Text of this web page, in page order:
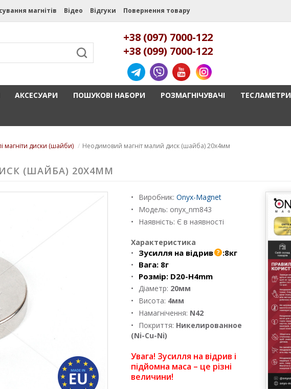
магнітів Відео Відгуки Повернення товару
+38 (097) 7000-122
+38 (099) 7000-122
АКСЕСУАРИ ПОШУКОВІ НАБОРИ РОЗМАГНІЧУВАЧІ ТЕСЛАМЕТРИ
магніти диски (шайби) Неодимовий магніт малий диск (шайба) 20х4мм
(ШАЙБА) 20Х4ММ
Виробник: Onyx-Magnet
Модель: onyx_nm843
Наявність: Є в наявності
Характеристика
Зусилля на відрив :8кг
Вага: 8г
Розмір: D20-H4mm
Діаметр: 20мм
Висота: 4мм
Намагнічення: N42
Покриття: Никелированное
(Ni-Cu-Ni)
Увага! Зусилля на відрив і
підйомна маса – це різні
величини!